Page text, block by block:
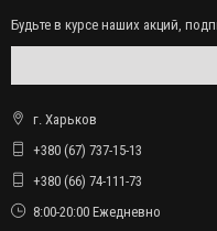
Будьте в курсе наших акций,
г. Харьков
+380 (67) 737-15-13
+380 (66) 74-111-73
8:00-20:00 Ежедневно